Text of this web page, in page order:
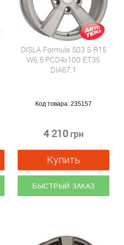
DISLA Formula 503 S R15
W6.5 PCD4x100 ET35
DIA67.1
Код товара: 235157
4 210 грн
Купить
БЫСТРЫЙ ЗАКАЗ